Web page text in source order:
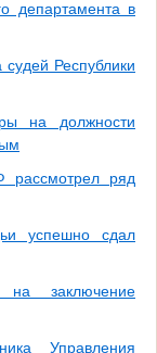
департамента в
Республики
на должности
рассмотрел ряд
успешно сдал
заключение
Управления